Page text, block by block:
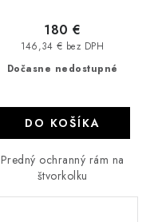
Dočasne nedostupné
146,34 € bez DPH
180 €
DO KOŠÍKA
Predný ochranný rám na
štvorkolku